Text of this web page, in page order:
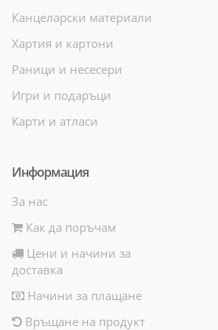
Канцеларски материали
Хартия и картони
Раници и несесери
Игри и подаръци
Карти и атласи
Информация
За нас
Как да поръчам
Цени и начини за
доставка
Начини за плащане
Връщане на продукт